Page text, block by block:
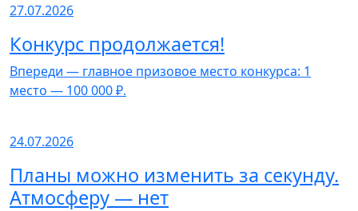
27.07.2026
Конкурс продолжается!
Впереди — главное призовое место конкурса: 1
место — 100 000 ₽.
24.07.2026
Планы можно изменить за секунду.
Атмосферу — нет